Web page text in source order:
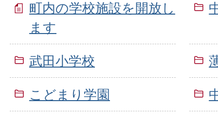
町内の学校施設を開放し
ます
武田小学校
こどまり学園